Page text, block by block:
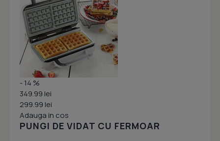
- 14 %
349.99 lei
299.99 lei
Adauga in cos
PUNGI DE VIDAT CU FERMOAR